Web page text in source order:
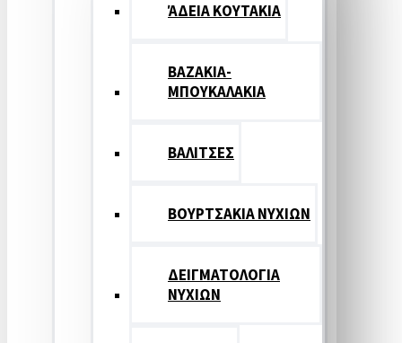
ΆΔΕΙΑ ΚΟΥΤΑΚΙΑ
ΒΑΖΑΚΙΑ-
ΜΠΟΥΚΑΛΑΚΙΑ
ΒΑΛΙΤΣΕΣ
ΒΟΥΡΤΣΑΚΙΑ ΝΥΧΙΩΝ
ΔΕΙΓΜΑΤΟΛΟΓΙΑ
ΝΥΧΙΩΝ